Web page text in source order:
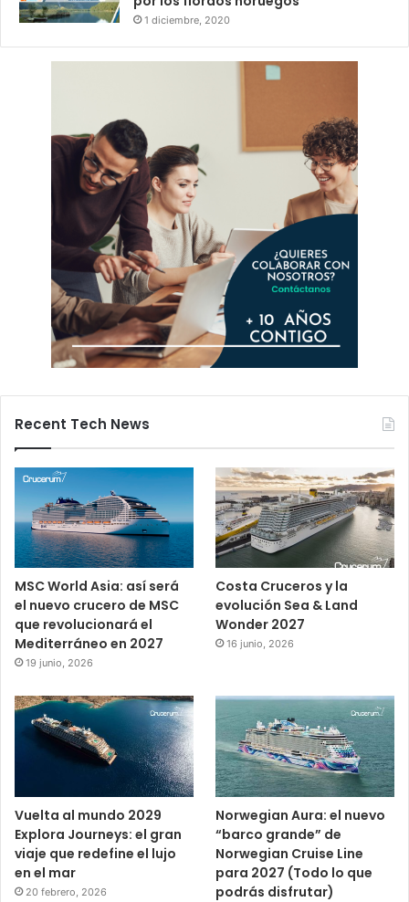
1 diciembre, 2020
Recent Tech News
MSC World Asia: así será
el nuevo crucero de MSC
que revolucionará el
Mediterráneo en 2027
19 junio, 2026
Costa Cruceros y la
evolución Sea & Land
Wonder 2027
16 junio, 2026
Vuelta al mundo 2029
Explora Journeys: el gran
viaje que redefine el lujo
en el mar
20 febrero, 2026
Norwegian Aura: el nuevo
“barco grande” de
Norwegian Cruise Line
para 2027 (Todo lo que
podrás disfrutar)